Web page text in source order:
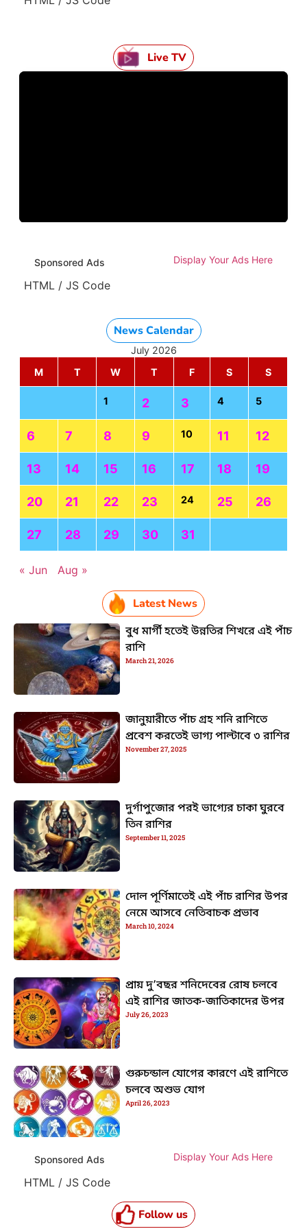
Live TV
Sponsored Ads Display Your Ads Here
HTML / JS Code
News Calendar
July 2026
M
T W T F S S
1 2 3 4 5
6 7 8 9 10 11 12
13 14 15 16 17 18 19
20 21 22 23 24 25 26
27 28 29 30 31
« Jun Aug »
Latest News
বুধ মার্গী হতেই উন্নতির শিখরে এই পাঁচ
রাশি
March 21, 2026
জানুয়ারীতে পাঁচ গ্রহ শনি রাশিতে
প্রবেশ করতেই ভাগ্য পাল্টাবে ৩ রাশির
November 27, 2025
দুর্গাপুজোর পরই ভাগ্যের চাকা ঘুরবে
তিন রাশির
September 11, 2025
দোল পূর্ণিমাতেই এই পাঁচ রাশির উপর
নেমে আসবে নেতিবাচক প্রভাব
March 10, 2024
প্রায় দু’বছর শনিদেবের রোষ চলবে
এই রাশির জাতক-জাতিকাদের উপর
July 26, 2023
গুরুচন্ডাল যোগের কারণে এই রাশিতে
চলবে অশুভ যোগ
April 26, 2023
Sponsored Ads Display Your Ads Here
HTML / JS Code
Follow us